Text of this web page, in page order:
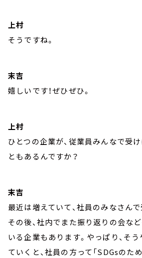
上村
そうですね。
末吉
嬉しいです！ぜひぜひ。
上村
ひとつの企業が、従業員みんなで受
ともあるんですか？
末吉
最近は増えていて、社員のみなさんで
その後、社内でまた振り返りの会な
いる企業もあります。やっぱり、そ
ていくと、社員の方って「SDGsのた